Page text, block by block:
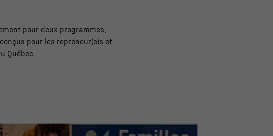
pour deux programmes,
pour les repreneur(e)s et
Québec.